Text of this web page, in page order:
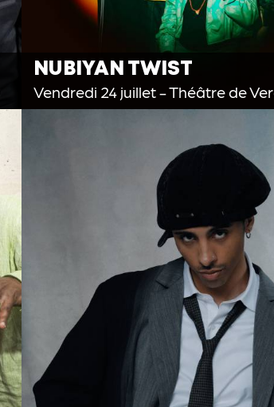
NUBIYAN TWIST
Vendredi 24 juillet- Théâtre de